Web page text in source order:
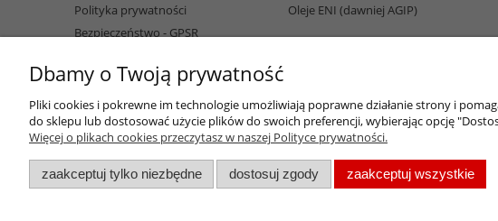
Polityka prywatności
Bezpieczeństwo - GPSR
Oleje ENI (dawniej AGIP)
Oleje przemysłowe | Smary dla przemysłu spożywczego | Olej do sprężarek | Olej
Dbamy o Twoją prywatność
Pliki cookies i pokrewne im technologie umożliwiają poprawne działanie strony i
do sklepu lub dostosować użycie plików do swoich preferencji, wybierając opcję
Więcej o plikach cookies przeczytasz w naszej Polityce prywatności.
zaakceptuj tylko niezbędne dostosuj zgody zaakceptuj wszystkie